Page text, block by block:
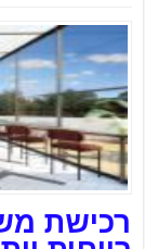
רכישת